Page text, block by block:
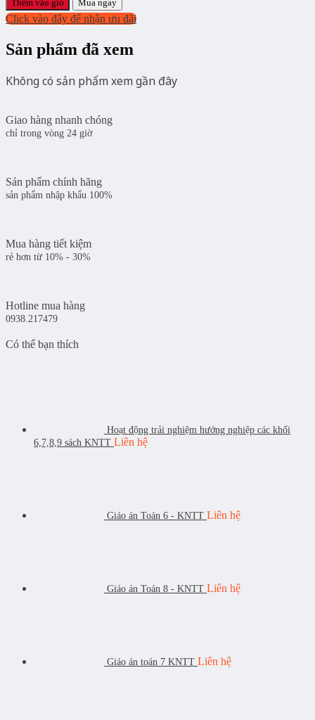
Grace
Thêm vào giỏ Mua ngay
Click vào đây để nhận ưu đãi
Sản phẩm đã xem
Không có sản phẩm xem gần đây
Giao hàng nhanh chóng
chỉ trong vòng 24 giờ
Sản phẩm chính hãng
sản phẩm nhập khẩu 100%
Mua hàng tiết kiệm
rẻ hơn từ 10% - 30%
Hotline mua hàng
0938.217479
Có thể bạn thích
Hoạt động trải nghiệm hướng nghiệp các khối
6,7,8,9 sách KNTT Liên hệ
Giáo án Toán 6 - KNTT Liên hệ
Giáo án Toán 8 - KNTT Liên hệ
Giáo án toán 7 KNTT Liên hệ